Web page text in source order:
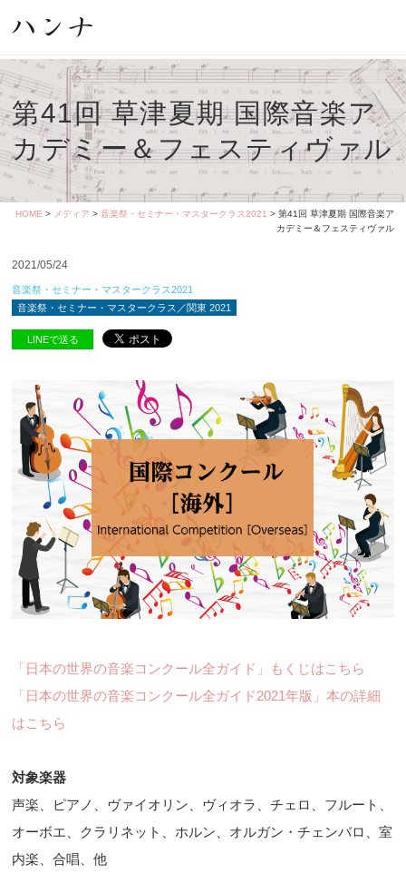
第41回 草津夏期 国際音楽ア
カデミー＆フェスティヴァル
HOME > メディア > 音楽祭・セミナー・マスタークラス2021 > 第41回 草津夏期 国際音楽ア
カデミー＆フェスティヴァル
2021/05/24
音楽祭・セミナー・マスタークラス2021
音楽祭・セミナー・マスタークラス／関東 2021
LINEで送る
「日本の世界の音楽コンクール全ガイド」もくじはこちら
「日本の世界の音楽コンクール全ガイド2021年版」本の詳細
はこちら
対象楽器
声楽、ピアノ、ヴァイオリン、ヴィオラ、チェロ、フルート、
オーボエ、クラリネット、ホルン、オルガン・チェンバロ、室
内楽、合唱、他